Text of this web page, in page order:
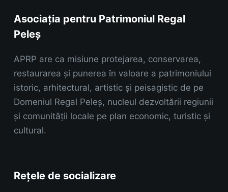
Asociația pentru Patrimoniul Regal
Peleș
APRP are ca misiune protejarea, conservarea,
restaurarea și punerea în valoare a patrimoniului
istoric, arhitectural, artistic și peisagistic de pe
Domeniul Regal Peleș, nucleul dezvoltării regiunii
și comunității locale pe plan economic, turistic și
cultural.
Rețele de socializare